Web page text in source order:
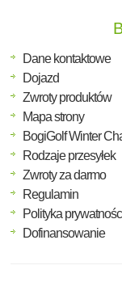
Dane kontaktowe
Dojazd
Zwroty produktów
Mapa strony
BogiGolf Winter
Rodzaje przesyłek
Zwroty za darmo
Regulamin
Polityka
Dofinansowanie